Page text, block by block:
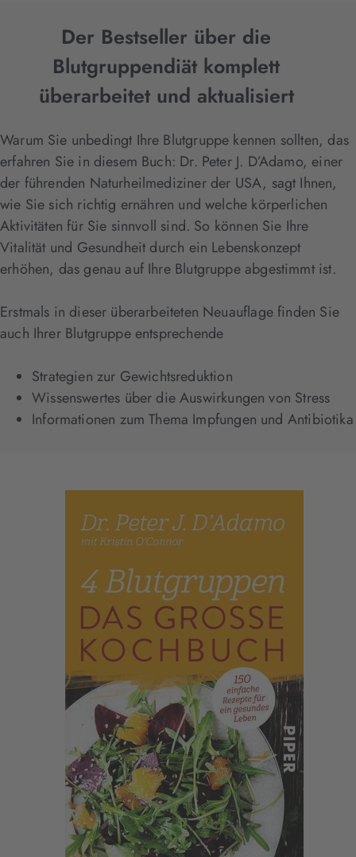
Der Bestseller über die
Blutgruppendiät komplett
überarbeitet und aktualisiert
Warum Sie unbedingt Ihre Blutgruppe kennen sollten, das
erfahren Sie in diesem Buch: Dr. Peter J. D’Adamo, einer
der führenden Naturheilmediziner der USA, sagt Ihnen,
wie Sie sich richtig ernähren und welche körperlichen
Aktivitäten für Sie sinnvoll sind. So können Sie Ihre
Vitalität und Gesundheit durch ein Lebenskonzept
erhöhen, das genau auf Ihre Blutgruppe abgestimmt ist.
Erstmals in dieser überarbeiteten Neuauflage finden Sie
auch Ihrer Blutgruppe entsprechende
Strategien zur Gewichtsreduktion
Wissenswertes über die Auswirkungen von Stress
Informationen zum Thema Impfungen und Antibiotika